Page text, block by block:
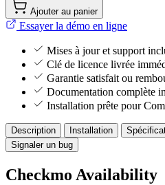
Ajouter au panier
Essayer la démo en ligne
Mises à jour et support
Clé de licence livrée
Garantie satisfait ou
Documentation complète
Installation prête pour
Description Installation
Signaler un bug
Checkmo Availability